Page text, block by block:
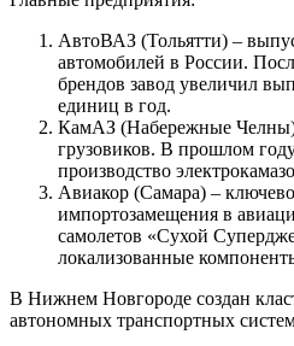
АвтоВАЗ (Тольятти) –
автомобилей в России.
брендов завод увеличил
единиц в год.
КамАЗ (Набережные Челны)
грузовиков. В прошлом
производство
Авиакор (Самара) –
импортозамещения в
самолетов «Сухой
локализованные
В Нижнем Новгороде создан
автономных транспортных